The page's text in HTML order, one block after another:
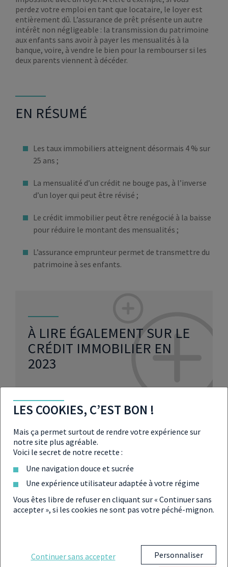
perdez votre emploi en tant que locataire, le loyer est
entièrement dû. L’assurance de prêt présente un autre
intérêt non négligeable : la transmission du patrimoine
aux enfants sans avoir à payer les mensualités à la
banque, voire, à vendre le bien pour la rembourser si les
deux parents viennent à décéder.
EN RÉSUMÉ
Les taux immobiliers atteignent désormais 4 % sur
25 ans ;
La mensualité d’un crédit ne bouge pas, à l’inverse
d’un loyer qui peut être révisé ;
Le crédit immobilier peut être renégocié à la baisse
pour réduire le montant des mensualités ;
L’assurance emprunteur permet de transmettre du
patrimoine à ses enfants.
À LIRE ÉGALEMENT SUR LE
CRÉDIT IMMOBILIER EN
2023
Olivier Klein : « les Banques sont trop
Hausse des taux : la BCE passe au crible
les banques et la BNP rassure le secteur
L’apport personnel pour un prêt
immobilier atteint 90 000 €
Crédit immobilier : réussir son
LES COOKIES, C’EST BON !
Mais ça permet surtout de rendre votre expérience sur
notre site plus agréable.
Voici le secret de notre recette :
Une navigation douce et sucrée
Une expérience utilisateur adaptée à votre régime
Vous êtes libre de refuser en cliquant sur « Continuer sans
accepter », si les cookies ne sont pas votre péché-mignon.
Continuer sans accepter Personnaliser